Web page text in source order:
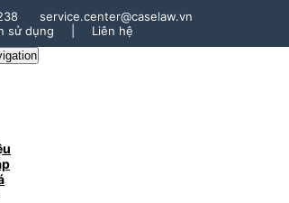
service.center@caselaw.vn
sử dụng
Liên hệ